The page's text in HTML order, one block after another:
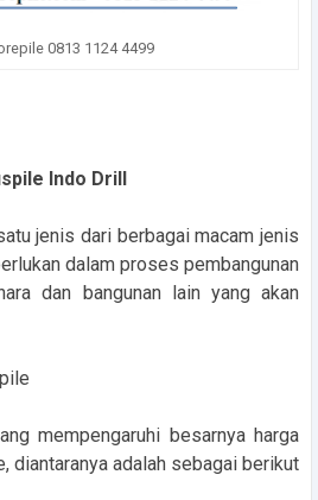
0813 1124 4499
Indo Drill
jenis dari berbagai macam jenis
dalam proses pembangunan
dan bangunan lain yang akan
mempengaruhi besarnya harga
diantaranya adalah sebagai berikut